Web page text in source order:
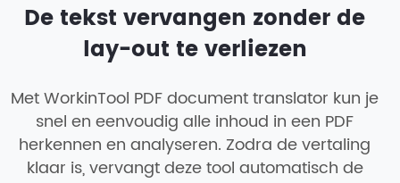
De tekst vervangen zonder de
lay-out te verliezen
Met WorkinTool PDF document translator kun je
snel en eenvoudig alle inhoud in een PDF
herkennen en analyseren. Zodra de vertaling
klaar is, vervangt deze tool automatisch de